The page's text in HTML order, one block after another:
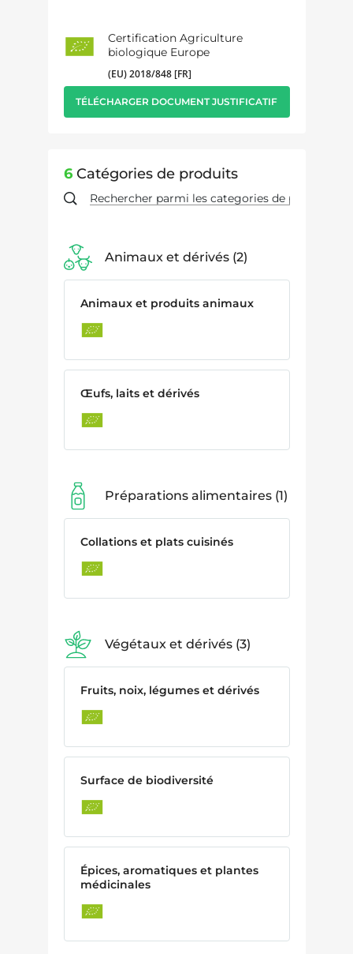
Certification Agriculture
biologique Europe
(EU) 2018/848 [FR]
TÉLÉCHARGER DOCUMENT JUSTIFICATIF
6Catégories de produits
Animaux et dérivés 2
Animaux et produits animaux
Œufs, laits et dérivés
Préparations alimentaires 1
Collations et plats cuisinés
Végétaux et dérivés 3
Fruits, noix, légumes et dérivés
Surface de biodiversité
Épices, aromatiques et plantes
médicinales